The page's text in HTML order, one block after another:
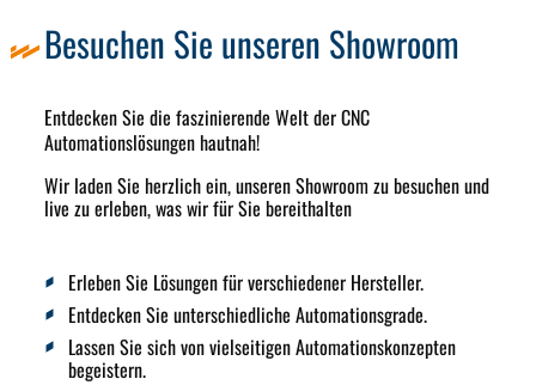
Besuchen Sie unseren Showroom
Entdecken Sie die faszinierende Welt der CNC
Automationslösungen hautnah!
Wir laden Sie herzlich ein, unseren Showroom zu besuchen und
live zu erleben, was wir für Sie bereithalten
Erleben Sie Lösungen für verschiedener Hersteller.
Entdecken Sie unterschiedliche Automationsgrade.
Lassen Sie sich von vielseitigen Automationskonzepten
begeistern.